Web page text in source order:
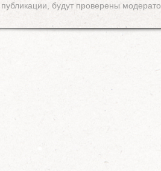
будут проверены